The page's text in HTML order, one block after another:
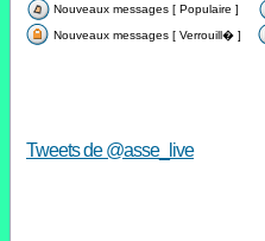
Nouveaux messages [ Populaire ]
Nouveaux messages [ Verrouill� ]
Tweets de @asse_live